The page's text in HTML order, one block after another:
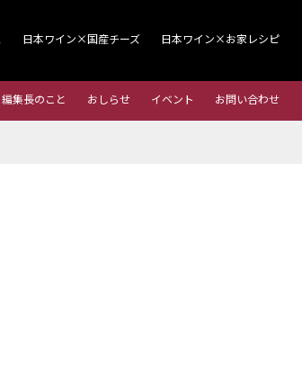
日本ワイン×国産チーズ 日本ワイン×お家レシピ
編集長のこと おしらせ イベント お問い合わせ